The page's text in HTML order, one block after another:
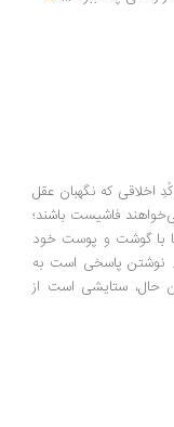
که نگهبان عقل
فاشیست باشند؛
و پوست خود
پاسخی است به
ستایشی است از